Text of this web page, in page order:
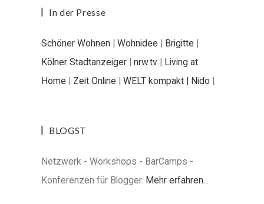
In der Presse
Schöner Wohnen | Wohnidee | Brigitte |
Kölner Stadtanzeiger | nrw.tv | Living at
Home | Zeit Online | WELT kompakt | Nido |
BLOGST
Netzwerk - Workshops - BarCamps -
Konferenzen für Blogger. Mehr erfahren...